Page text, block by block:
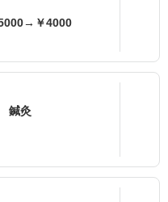
￥4000
鍼灸